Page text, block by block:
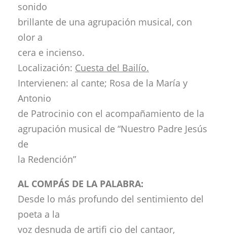
sonido
brillante de una agrupación musical, con
olor a
cera e incienso.
Localización: Cuesta del Bailío.
Intervienen: al cante; Rosa de la María y
Antonio
de Patrocinio con el acompañamiento de la
agrupación musical de “Nuestro Padre Jesús
de
la Redención”
AL COMPÁS DE LA PALABRA:
Desde lo más profundo del sentimiento del
poeta a la
voz desnuda de artifi cio del cantaor,